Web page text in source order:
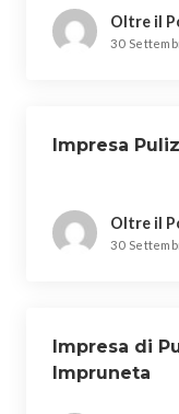
Oltre il
30
Impresa
Oltre il
30
Impresa di
Impruneta